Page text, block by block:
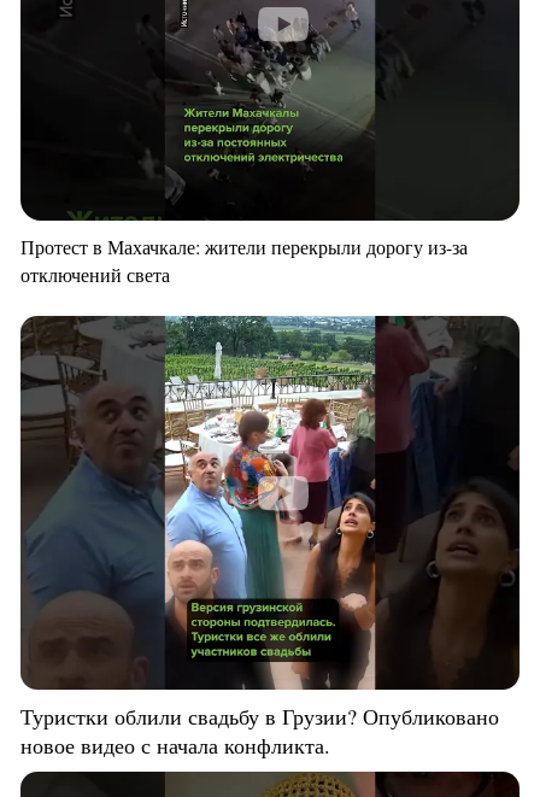
Протест в Махачкале: жители перекрыли дорогу из-за
отключений света
Туристки облили свадьбу в Грузии? Опубликовано
новое видео с начала конфликта.